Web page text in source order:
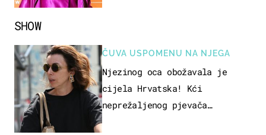
SHOW
ČUVA USPOMENU NA NJEGA
Njezinog oca obožavala je
cijela Hrvatska! Kći
neprežaljenog pjevača